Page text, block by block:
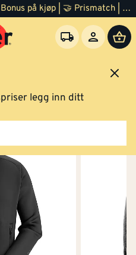
🚚 Fri frakt over 20 000 kr | 💰 Bonus på kjøp | 🤝 Prismatch | ⭐ 100% fornøyd garanti | 🏪 140 byggevarehus
legg inn ditt